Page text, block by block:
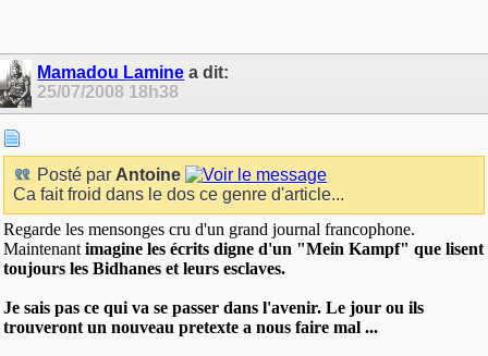
Mamadou Lamine a dit:
25/07/2008 18h38
Posté par Antoine
Ca fait froid dans le dos ce genre d'article...
Regarde les mensonges cru d'un grand journal francophone.
Maintenantimagine les écrits digne d'un "Mein Kampf" que lisent
toujours les Bidhanes et leurs esclaves.
Je sais pas ce qui va se passer dans l'avenir. Le jour ou ils
trouveront un nouveau pretexte a nous faire mal ...